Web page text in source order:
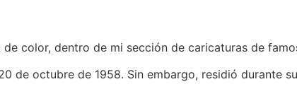
color, dentro de mi sección de caricaturas de
de octubre de 1958. Sin embargo, residió durante